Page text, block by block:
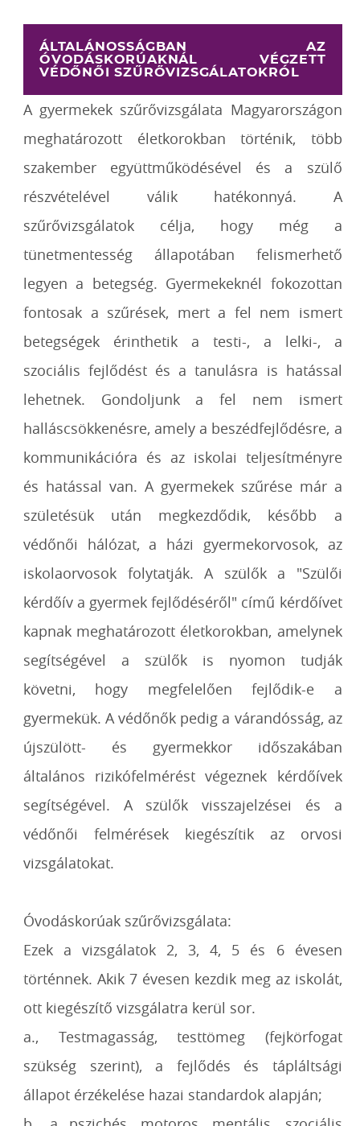
ÁLTALÁNOSSÁGBAN AZ
ÓVODÁSKORÚAKNÁL VÉGZETT
VÉDŐNŐI SZŰRŐVIZSGÁLATOKRÓL
A gyermekek szűrővizsgálata Magyarországon
meghatározott életkorokban történik, több
szakember együttműködésével és a szülő
részvételével válik hatékonnyá. A
szűrővizsgálatok célja, hogy még a
tünetmentesség állapotában felismerhető
legyen a betegség. Gyermekeknél fokozottan
fontosak a szűrések, mert a fel nem ismert
betegségek érinthetik a testi-, a lelki-, a
szociális fejlődést és a tanulásra is hatással
lehetnek. Gondoljunk a fel nem ismert
halláscsökkenésre, amely a beszédfejlődésre, a
kommunikációra és az iskolai teljesítményre
és hatással van. A gyermekek szűrése már a
születésük után megkezdődik, később a
védőnői hálózat, a házi gyermekorvosok, az
iskolaorvosok folytatják. A szülők a "Szülői
kérdőív a gyermek fejlődéséről" című kérdőívet
kapnak meghatározott életkorokban, amelynek
segítségével a szülők is nyomon tudják
követni, hogy megfelelően fejlődik-e a
gyermekük. A védőnők pedig a várandósság, az
újszülött- és gyermekkor időszakában
általános rizikófelmérést végeznek kérdőívek
segítségével. A szülők visszajelzései és a
védőnői felmérések kiegészítik az orvosi
vizsgálatokat.
Óvodáskorúak szűrővizsgálata:
Ezek a vizsgálatok 2, 3, 4, 5 és 6 évesen
történnek. Akik 7 évesen kezdik meg az iskolát,
ott kiegészítő vizsgálatra kerül sor.
a., Testmagasság, testtömeg (fejkörfogat
szükség szerint), a fejlődés és tápláltsági
állapot érzékelése hazai standardok alapján;